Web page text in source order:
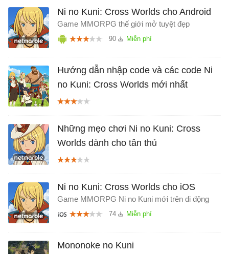
Ni no Kuni: Cross Worlds cho Android
Game MMORPG thế giới mở tuyệt đẹp
90
Hướng dẫn nhập code và các code Ni
no Kuni: Cross Worlds mới nhất
Những mẹo chơi Ni no Kuni: Cross
Worlds dành cho tân thủ
Ni no Kuni: Cross Worlds cho iOS
Game MMORPG Ni no Kuni mới trên di động
74
Mononoke no Kuni